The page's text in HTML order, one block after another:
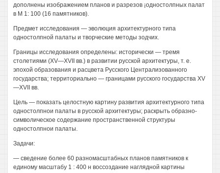
дополнены изображением планов и разрезов ¡одностолпных палат
в М 1: 100 (16 памятников).
Предмет исследования — эволюция архитектурного типа
одностолпной палаты и творческие методы зодчих.
Границы исследования определены: исторически — тремя
столетиями (XV—XVII вв.) в развитии русской архитектуры, т. е.
эпохой образования и расцвета Русского Централизованного
государства; территориально — границами русского государства XV
—XVII вв.
Цель — показать целостную картину развития архитектурного типа
одностолпнои палаты в русской архитектуры; раскрыть образно-
символическое содержание пространственной структуры
одностолпнои палаты.
Задачи:
— сведение более 60 разномасштабных планов памятников к
единому масштабу 1 : 400 н воссоздание наглядной картины